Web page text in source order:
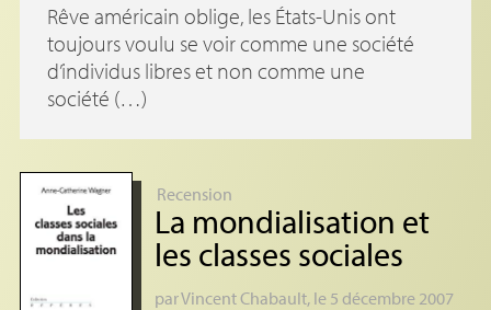
Rêve américain oblige, les États-Unis ont
toujours voulu se voir comme une société
d’individus libres et non comme une
société (…)
Recension
La mondialisation et
les classes sociales
parVincent Chabault, le 5 décembre 2007